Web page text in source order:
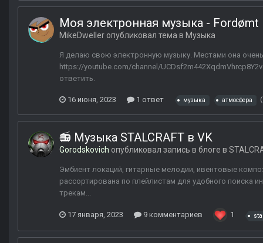
Моя электронная музыка - Fordømt
MikeDweller опубликовал тема в Музыка
Я делаю свою электронную музыку. Местами она
https://youtube.com/channel/
ответить.
16 июня, 2023 1 ответ музыка атмосфера
📻 Музыка STALCRAFT в VK
Gorodskovich опубликовал запись в блоге в
Эмбиент локаций, гитарные мелодии, ивентовые
рассортирована по плейлистам для удобного
трекам...
17 января, 2023 9 комментариев 1